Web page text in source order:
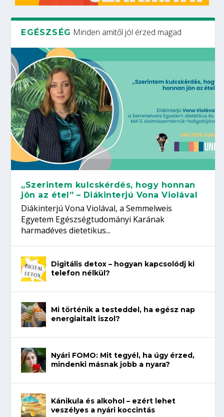
EGÉSZSÉG Minden amitől jól érzed magad
„Szerintem kulcskérdés, hogy honnan
jön az étel” – Diákinterjú Vona Violával
Diákinterjú Vona Violával, a Semmelweis
Egyetem Egészségtudományi Karának
harmadéves dietetikus...
Digitális detox – hogyan kapcsolódj ki
telefon nélkül?
Mi történik a testeddel, ha egész nap
energiaitalt iszol?
Nyári FOMO: Mit tegyél, ha úgy érzed,
mindenki másnak jobb a nyara?
Kánikula és alkohol – ezért lehet
veszélyes a nyári koccintás